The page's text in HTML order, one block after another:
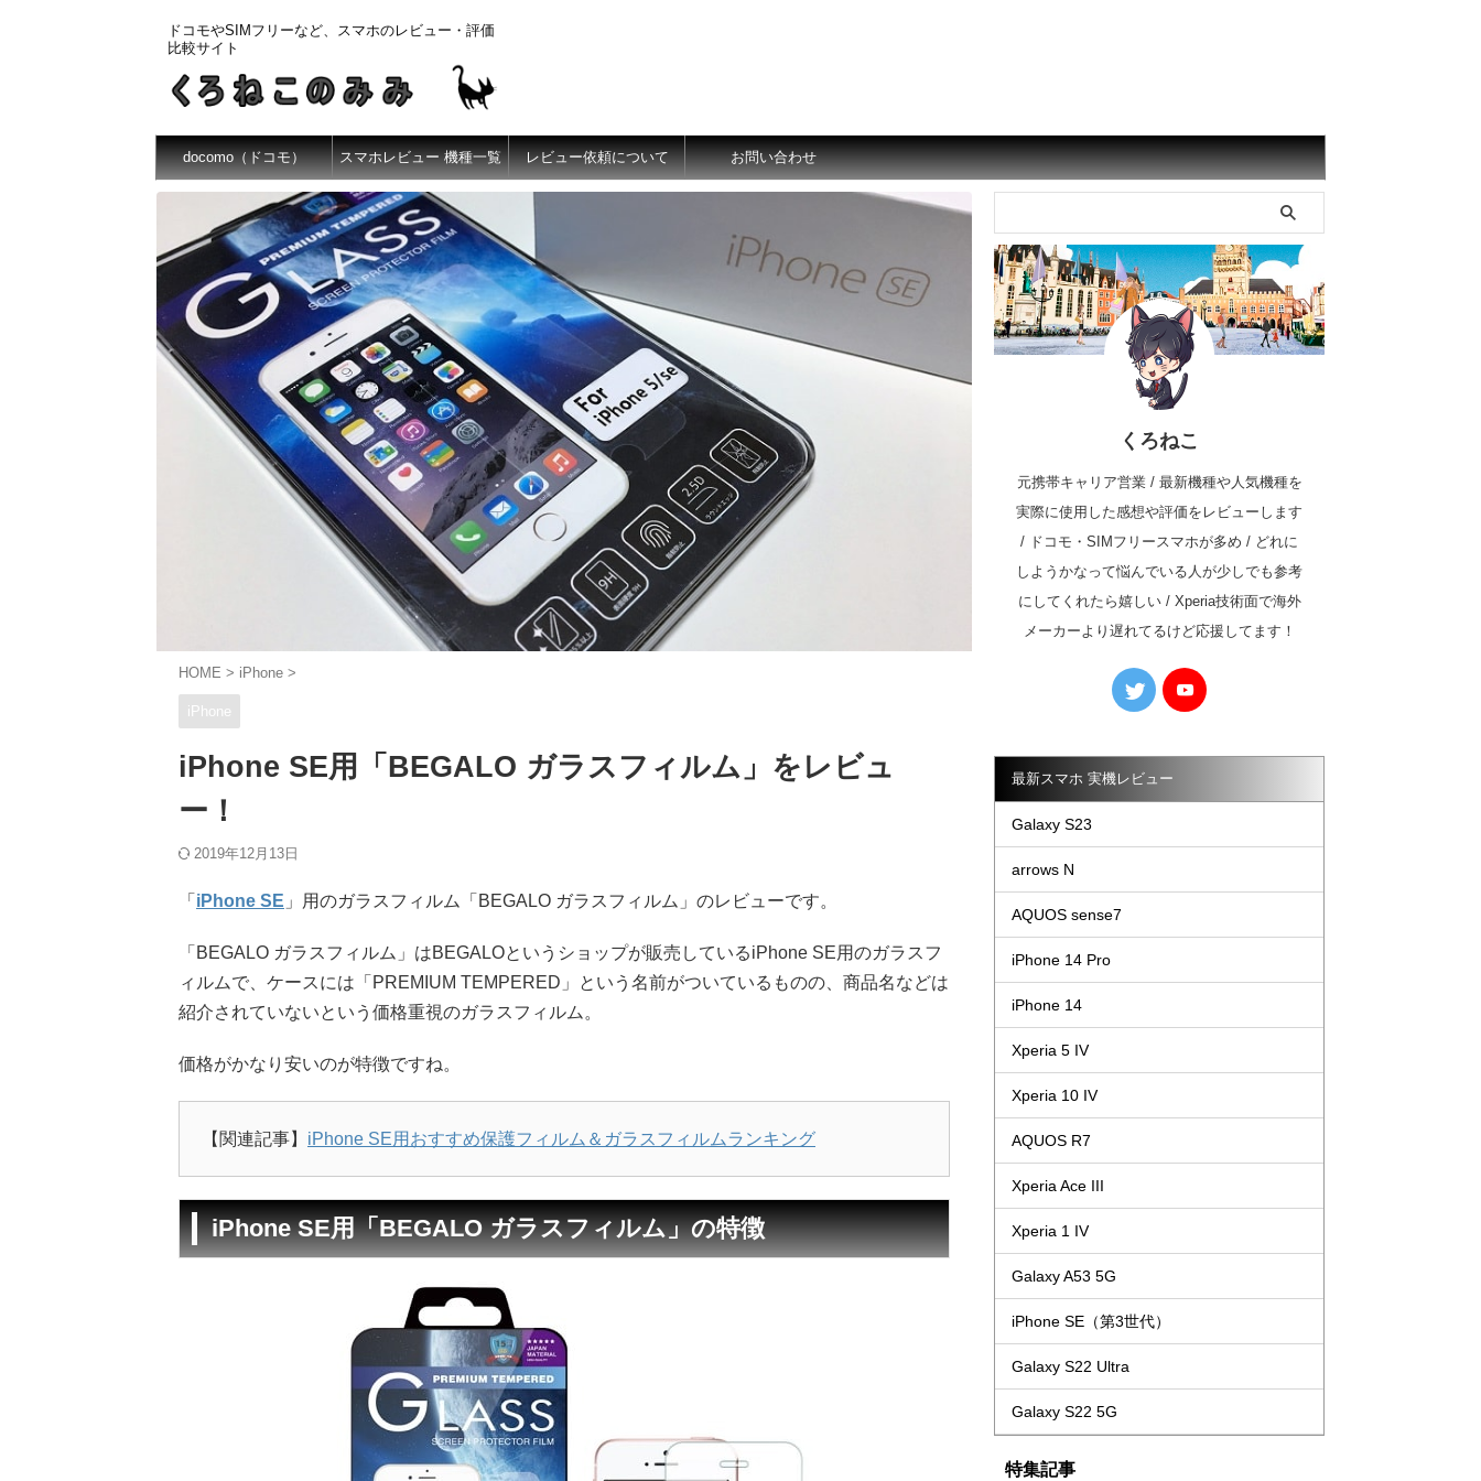
ドコモやSIMフリーなど、スマホのレビュー・評価
比較サイト
docomo（ドコモ） スマホレビュー 機種一覧 レビュー依頼について お問い合わせ
HOME > iPhone >
iPhone
iPhone SE用「BEGALO ガラスフィルム」をレビュ
ー！
2019年12月13日
「 iPhone SE 」用のガラスフィルム「BEGALO ガラスフィルム」のレビューです。
「BEGALO ガラスフィルム」はBEGALOというショップが販売しているiPhone SE用のガラスフ
ィルムで、ケースには「PREMIUM TEMPERED」という名前がついているものの、商品名などは
紹介されていないという価格重視のガラスフィルム。
価格がかなり安いのが特徴ですね。
【関連記事】 iPhone SE用おすすめ保護フィルム＆ガラスフィルムランキング
iPhone SE用「BEGALO ガラスフィルム」の特徴
くろねこ
元携帯キャリア営業 / 最新機種や人気機種を
実際に使用した感想や評価をレビューします
/ ドコモ・SIMフリースマホが多め / どれに
しようかなって悩んでいる人が少しでも参考
にしてくれたら嬉しい / Xperia技術面で海外
メーカーより遅れてるけど応援してます！
最新スマホ 実機レビュー
Galaxy S23
arrows N
AQUOS sense7
iPhone 14 Pro
iPhone 14
Xperia 5 IV
Xperia 10 IV
AQUOS R7
Xperia Ace III
Xperia 1 IV
Galaxy A53 5G
iPhone SE（第3世代）
Galaxy S22 Ultra
Galaxy S22 5G
特集記事